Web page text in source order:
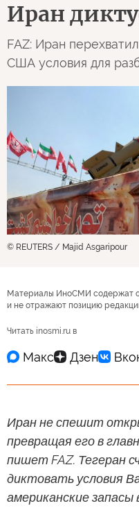
Иран
FAZ: Иран
США условия для
© REUTERS / Majid Asgaripour
Материалы ИноСМИ содержат
и не отражают позицию
Читать inosmi.ru в
Иран не спешит
превращая его в
пишет FAZ. Тегеран
диктовать условия
американские